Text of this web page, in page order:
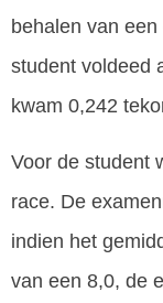
behalen van
student voldeed
kwam 0,242
Voor de student
race. De
indien het
van een 8,0, de